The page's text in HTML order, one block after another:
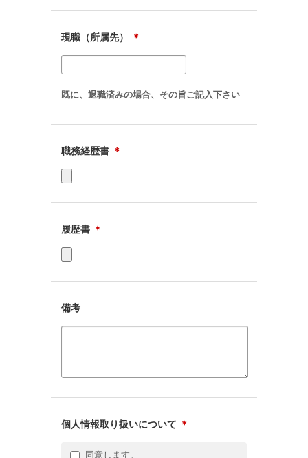
現職（所属先） ＊
既に、退職済みの場合、その旨ご記入下さい
職務経歴書 ＊
履歴書 ＊
備考
個人情報取り扱いについて ＊
同意します。